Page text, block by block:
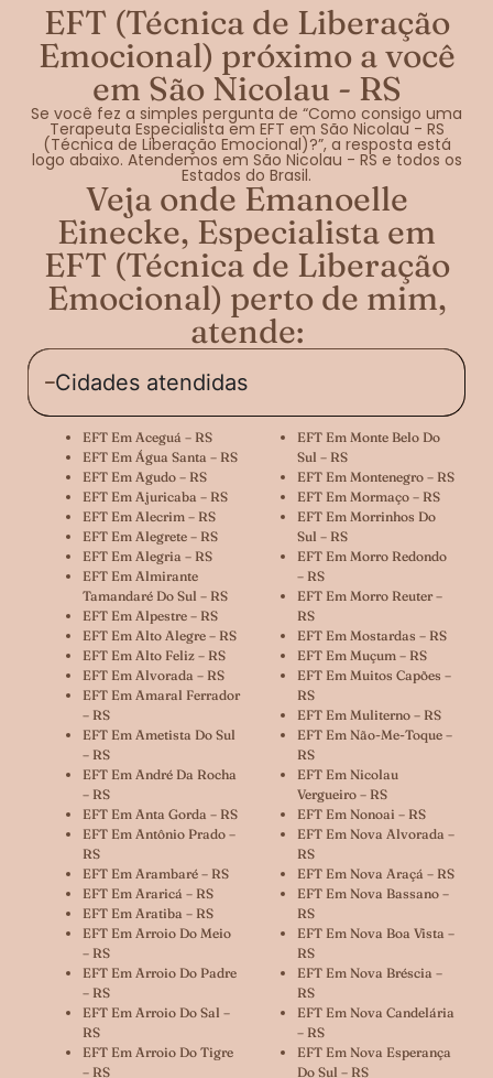
EFT (Técnica de Liberação
Emocional) próximo a você
em São Nicolau - RS
Se você fez a simples pergunta de “Como consigo uma
Terapeuta Especialista em EFT em São Nicolau - RS
(Técnica de Liberação Emocional)?”, a resposta está
logo abaixo. Atendemos em São Nicolau - RS e todos os
Estados do Brasil.
Veja onde Emanoelle
Einecke, Especialista em
EFT (Técnica de Liberação
Emocional) perto de mim,
atende:
Cidades atendidas
EFT Em Aceguá – RS
EFT Em Água Santa – RS
EFT Em Agudo – RS
EFT Em Ajuricaba – RS
EFT Em Alecrim – RS
EFT Em Alegrete – RS
EFT Em Alegria – RS
EFT Em Almirante
Tamandaré Do Sul – RS
EFT Em Alpestre – RS
EFT Em Alto Alegre – RS
EFT Em Alto Feliz – RS
EFT Em Alvorada – RS
EFT Em Amaral Ferrador
– RS
EFT Em Ametista Do Sul
– RS
EFT Em André Da Rocha
– RS
EFT Em Anta Gorda – RS
EFT Em Antônio Prado –
RS
EFT Em Arambaré – RS
EFT Em Araricá – RS
EFT Em Aratiba – RS
EFT Em Arroio Do Meio
– RS
EFT Em Arroio Do Padre
– RS
EFT Em Arroio Do Sal –
RS
EFT Em Arroio Do Tigre
– RS
EFT Em Monte Belo Do
Sul – RS
EFT Em Montenegro – RS
EFT Em Mormaço – RS
EFT Em Morrinhos Do
Sul – RS
EFT Em Morro Redondo
– RS
EFT Em Morro Reuter –
RS
EFT Em Mostardas – RS
EFT Em Muçum – RS
EFT Em Muitos Capões –
RS
EFT Em Muliterno – RS
EFT Em Não-Me-Toque –
RS
EFT Em Nicolau
Vergueiro – RS
EFT Em Nonoai – RS
EFT Em Nova Alvorada –
RS
EFT Em Nova Araçá – RS
EFT Em Nova Bassano –
RS
EFT Em Nova Boa Vista –
RS
EFT Em Nova Bréscia –
RS
EFT Em Nova Candelária
– RS
EFT Em Nova Esperança
Do Sul – RS